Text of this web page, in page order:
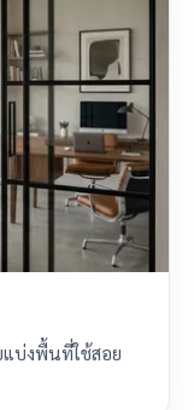
แบ่งพื้นที่ใช้สอย